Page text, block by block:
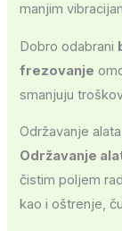
manjim
Dobro odabrani
frezovanje
smanjuju
Održavanje alata
Održavanje
čistim poljem
kao i oštrenje,